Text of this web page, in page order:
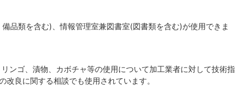
品類を含む)、情報管理室兼図書室(図書類を含む)が使用できま
ンゴ、漬物、カボチャ等の使用について加工業者に対して技術指
良に関する相談でも使用されています。